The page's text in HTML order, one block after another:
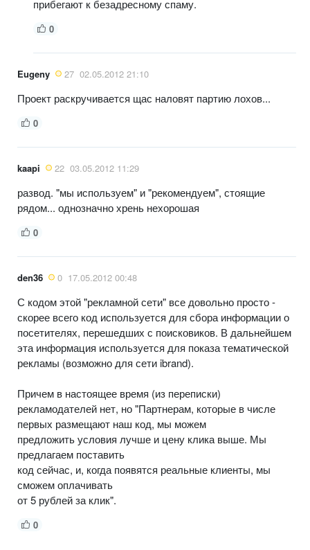
прибегают к безадресному спаму.
0
Eugeny 27 02.05.2012 21:10
Проект раскручивается щас наловят партию лохов...
0
kaapi 22 03.05.2012 11:29
развод. "мы используем" и "рекомендуем", стоящие
рядом... однозначно хрень нехорошая
0
den36 0 17.05.2012 00:48
С кодом этой "рекламной сети" все довольно просто -
скорее всего код используется для сбора информации о
посетителях, перешедших с поисковиков. В дальнейшем
эта информация используется для показа тематической
рекламы (возможно для сети ibrand).
Причем в настоящее время (из переписки)
рекламодателей нет, но "Партнерам, которые в числе
первых размещают наш код, мы можем
предложить условия лучше и цену клика выше. Мы
предлагаем поставить
код сейчас, и, когда появятся реальные клиенты, мы
сможем оплачивать
от 5 рублей за клик".
0